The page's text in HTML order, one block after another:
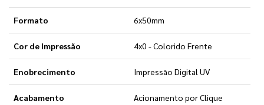
Formato 6x50mm
Cor de Impressão 4x0 - Colorido Frente
Enobrecimento Impressão Digital UV
Acabamento Acionamento por Clique